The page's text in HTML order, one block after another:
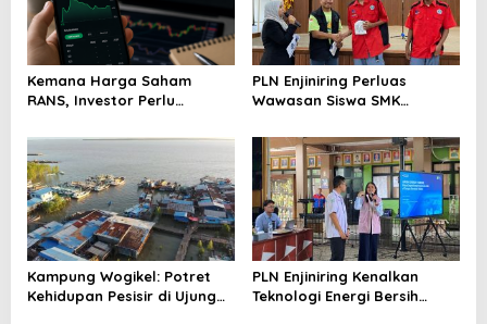
Kemana Harga Saham
RANS, Investor Perlu
Menghindari Spekulasi
Berlebihan
PLN Enjiniring Perluas
Wawasan Siswa SMK
Perubahan Iklim
Kampung Wogikel: Potret
Kehidupan Pesisir di Ujung
PLN Enjiniring Kenalkan
Teknologi Energi Bersih